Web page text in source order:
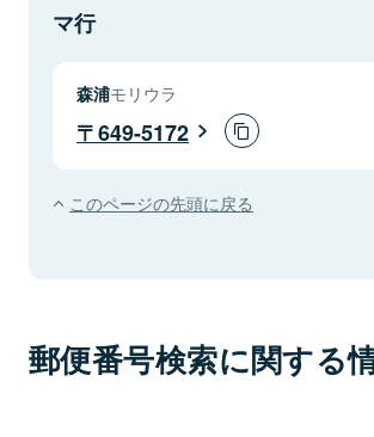
マ行
森浦モリウラ
649-5172
このページの先頭に戻る
郵便番号検索に関する